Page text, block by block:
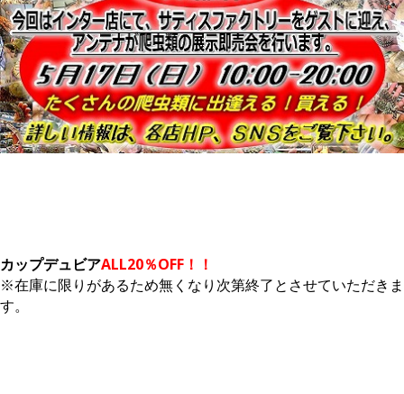
カップデュビアALL20％OFF！！
※在庫に限りがあるため無くなり次第終了とさせていただきま
す。